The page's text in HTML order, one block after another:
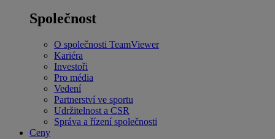
Společnost
O společnosti TeamViewer
Kariéra
Investoři
Pro média
Vedení
Partnerství ve sportu
Udržitelnost a CSR
Správa a řízení společnosti
Ceny